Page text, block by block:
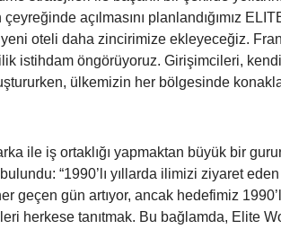
açılmasını planlandığımız
oteli daha zincirimize ekleyeceğiz.
istihdam öngörüyoruz. Girişimcileri,
ülkemizin her bölgesinde
ile iş ortaklığı yapmaktan büyük bir
“1990’lı yıllarda ilimizi ziyaret
geçen gün artıyor, ancak hedefimiz
herkese tanıtmak. Bu bağlamda, Elite